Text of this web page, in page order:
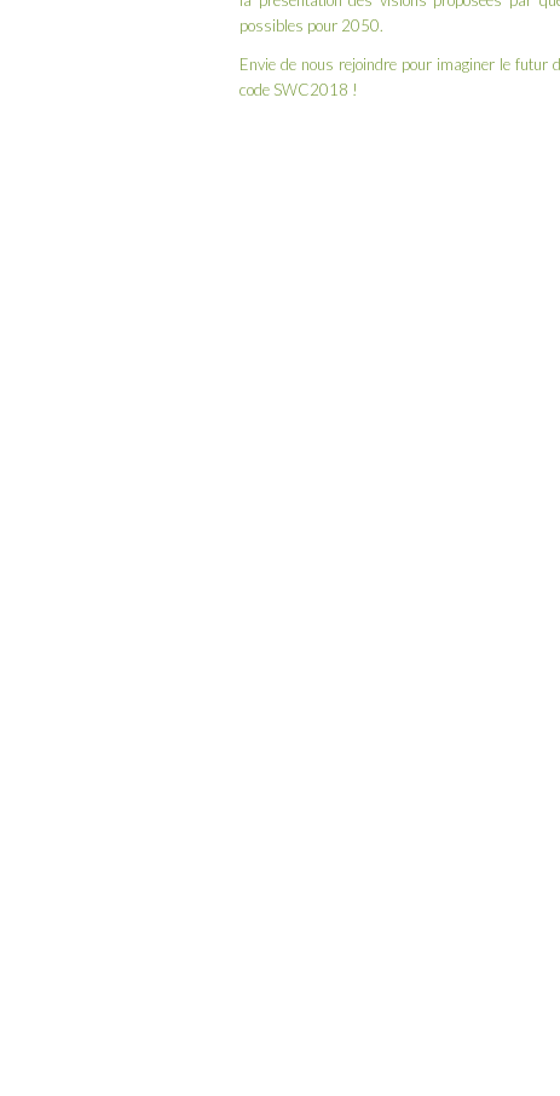
possibles pour 2050.
Envie de nous rejoindre pour imaginer le futur
code SWC2018 !